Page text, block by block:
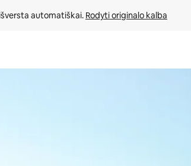
automatiškai. Rodyti originalo kalba